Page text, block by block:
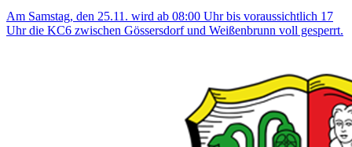
Am Samstag, den 25.11. wird ab 08:00 Uhr bis voraussichtlich 17
Uhr die KC6 zwischen Gössersdorf und Weißenbrunn voll gesperrt.